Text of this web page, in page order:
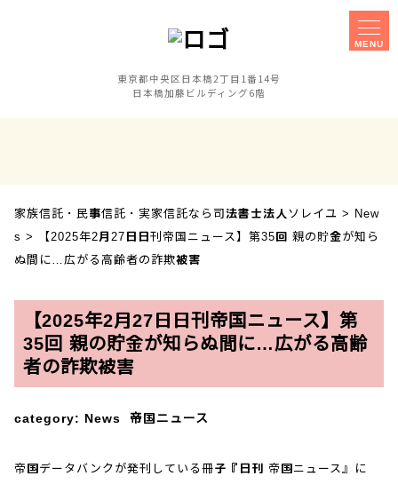
東京都中央区日本橋2丁目1番14号
日本橋加藤ビルディング6階家族信託
事業承継対策
セミナー
相談会
お客様の声 採用案内
アクセス
MENU
家族信託・民事信託・実家信託なら司法書士法人ソレイユ > New
s >
【2025年2月27日日刊帝国ニュース】第35回 親の貯金が知ら
ぬ間に…広がる高齢者の詐欺被害
【2025年2月27日日刊帝国ニュース】第
35回 親の貯金が知らぬ間に…広がる高齢
者の詐欺被害
category: News 帝国ニュース
帝国データバンクが発刊している冊子『日刊 帝国ニュース』に